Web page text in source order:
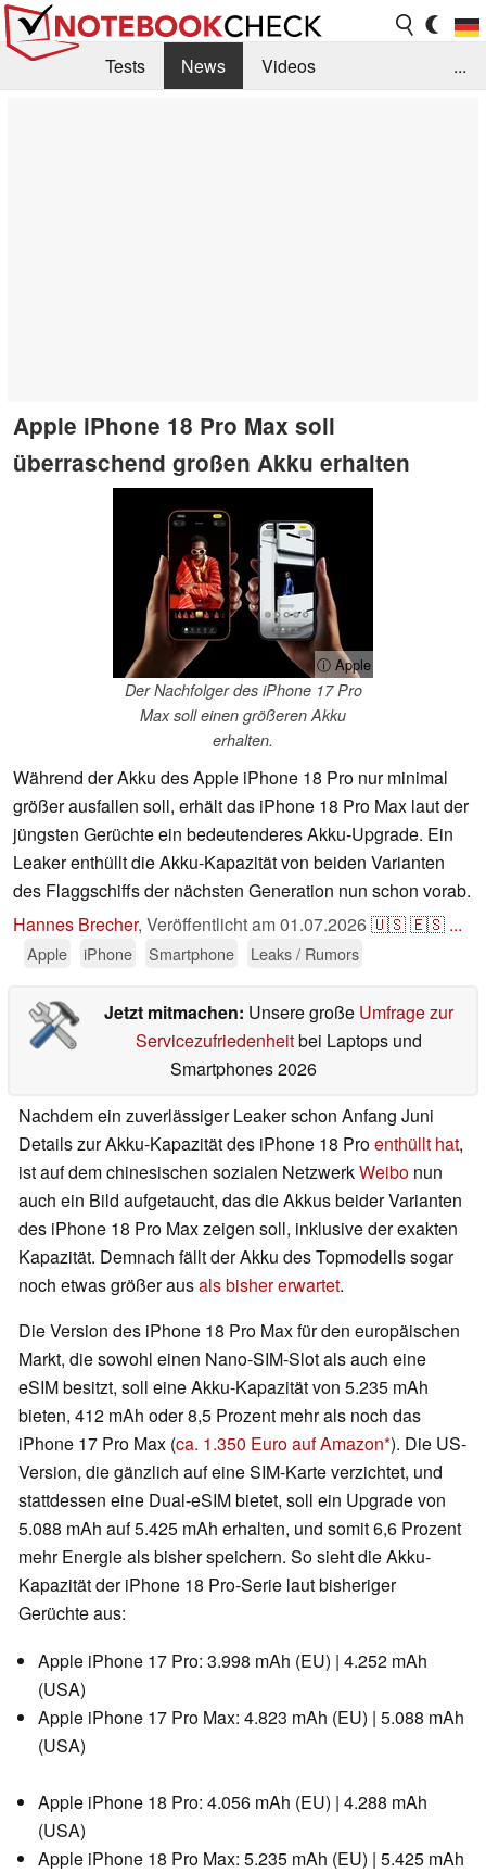
Tests News
Videos
...
Apple iPhone 18 Pro Max soll
überraschend großen Akku erhalten
ⓘ Apple
Der Nachfolger des iPhone 17 Pro
Max soll einen größeren Akku
erhalten.
Während der Akku des Apple iPhone 18 Pro nur minimal
größer ausfallen soll, erhält das iPhone 18 Pro Max laut der
jüngsten Gerüchte ein bedeutenderes Akku-Upgrade. Ein
Leaker enthüllt die Akku-Kapazität von beiden Varianten
des Flaggschiffs der nächsten Generation nun schon vorab.
Hannes Brecher, Veröffentlicht am01.07.2026🇺🇸🇪🇸 ...
Apple iPhone Smartphone Leaks / Rumors
Jetzt mitmachen: Unsere große Umfrage zur
Servicezufriedenheitbei Laptops und
Smartphones 2026
Nachdem ein zuverlässiger Leaker schon Anfang Juni
Details zur Akku-Kapazität des iPhone 18 Proenthüllt hat,
ist auf dem chinesischen sozialen NetzwerkWeibo nun
auch ein Bild aufgetaucht, das die Akkus beider Varianten
des iPhone 18 Pro Max zeigen soll, inklusive der exakten
Kapazität. Demnach fällt der Akku des Topmodells sogar
noch etwas größer ausals bisher erwartet.
Die Version des iPhone 18 Pro Max für den europäischen
Markt, die sowohl einen Nano-SIM-Slot als auch eine
eSIM besitzt, soll eine Akku-Kapazität von 5.235 mAh
bieten, 412 mAh oder 8,5 Prozent mehr als noch das
iPhone 17 Pro Max (ca. 1.350 Euro auf Amazon ). Die US-
Version, die gänzlich auf eine SIM-Karte verzichtet, und
stattdessen eine Dual-eSIM bietet, soll ein Upgrade von
5.088 mAh auf 5.425 mAh erhalten, und somit 6,6 Prozent
mehr Energie als bisher speichern. So sieht die Akku-
Kapazität der iPhone 18 Pro-Serie laut bisheriger
Gerüchte aus:
Apple iPhone 17 Pro: 3.998 mAh (EU) | 4.252 mAh
(USA)
Apple iPhone 17 Pro Max: 4.823 mAh (EU) | 5.088 mAh
(USA)
Apple iPhone 18 Pro: 4.056 mAh (EU) | 4.288 mAh
(USA)
Apple iPhone 18 Pro Max: 5.235 mAh (EU) | 5.425 mAh